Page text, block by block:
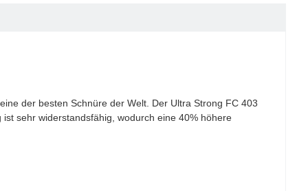
der besten Schnüre der Welt. Der Ultra Strong FC 403
sehr widerstandsfähig, wodurch eine 40% höhere